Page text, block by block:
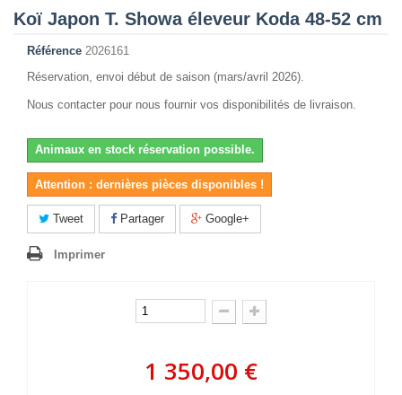
Koï Japon T. Showa éleveur Koda 48-52 cm
Référence 2026161
Réservation, envoi début de saison (mars/avril 2026).
Nous contacter pour nous fournir vos disponibilités de livraison.
Animaux en stock réservation possible.
Attention : dernières pièces disponibles !
Tweet Partager Google+
Imprimer
1 350,00 €